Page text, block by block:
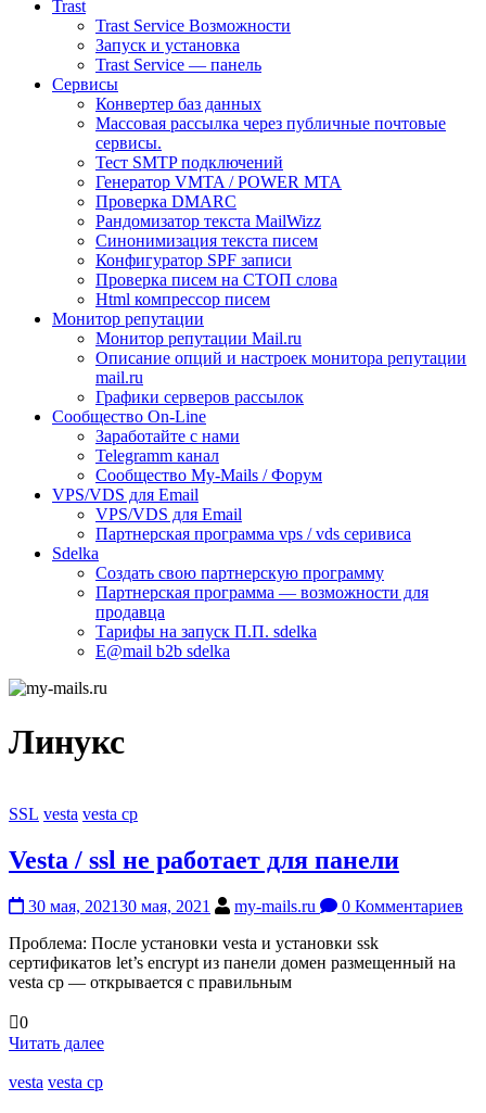
Trast
Trast Service Возможности
Запуск и установка
Trast Service — панель
Сервисы
Конвертер баз данных
Массовая рассылка через публичные почтовые
сервисы.
Тест SMTP подключений
Генератор VMTA / POWER MTA
Проверка DMARC
Рандомизатор текста MailWizz
Синонимизация текста писем
Конфигуратор SPF записи
Проверка писем на СТОП слова
Html компрессор писем
Монитор репутации
Монитор репутации Mail.ru
Описание опций и настроек монитора репутации
mail.ru
Графики серверов рассылок
Сообщество On-Line
Заработайте с нами
Telegramm канал
Сообщество My-Mails / Форум
VPS/VDS для Email
VPS/VDS для Email
Партнерская программа vps / vds серивиса
Sdelka
Создать свою партнерскую программу
Партнерская программа — возможности для
продавца
Тарифы на запуск П.П. sdelka
E@mail b2b sdelka
Линукс
SSL vesta vesta cp
Vesta / ssl не работает для панели
30 мая, 202130 мая, 2021 my-mails.ru
0 Комментариев
Проблема: После установки vesta и установки ssk
сертификатов let’s encrypt из панели домен размещенный на
vesta cp — открывается с правильным
0
Читать далее
vesta vesta cp